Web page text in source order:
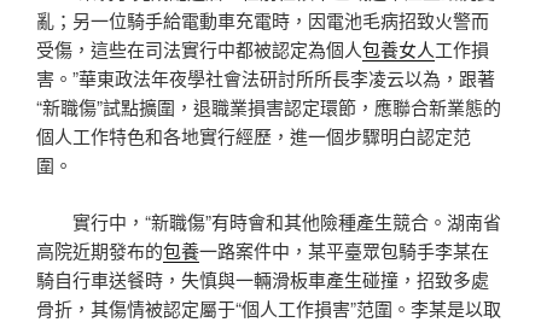
亂；另一位騎手給電動車充電時，因電池毛病招致火警而
受傷，這些在司法實行中都被認定為個人包養女人工作損
害。”華東政法年夜學社會法研討所所長李凌云以為，跟著
“新職傷”試點擴圍，退職業損害認定環節，應聯合新業態的
個人工作特色和各地實行經歷，進一個步驟明白認定范
圍。
實行中，“新職傷”有時會和其他險種產生競合。湖南省
高院近期發布的包養一路案件中，某平臺眾包騎手李某在
騎自行車送餐時，失慎與一輛滑板車產生碰撞，招致多處
骨折，其傷情被認定屬于“個人工作損害”范圍。李某是以取